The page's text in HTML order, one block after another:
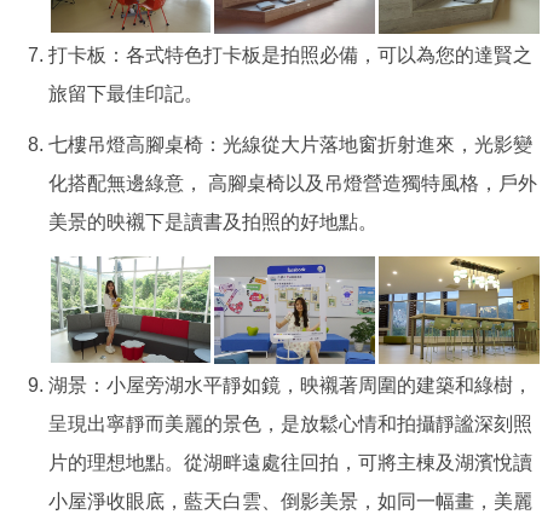
打卡板：各式特色打卡板是拍照必備，可以為您的達賢之
旅留下最佳印記。
七樓吊燈高腳桌椅：光線從大片落地窗折射進來，光影變
化搭配無邊綠意， 高腳桌椅以及吊燈營造獨特風格，戶外
美景的映襯下是讀書及拍照的好地點。
湖景：小屋旁湖水平靜如鏡，映襯著周圍的建築和綠樹，
呈現出寧靜而美麗的景色，是放鬆心情和拍攝靜謐深刻照
片的理想地點。從湖畔遠處往回拍，可將主棟及湖濱悅讀
小屋淨收眼底，藍天白雲、倒影美景，如同一幅畫，美麗